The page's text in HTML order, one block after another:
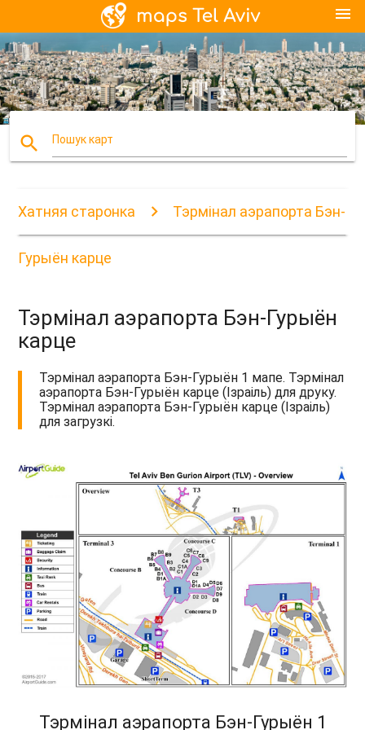
menu
search Пошук карт
Хатняя старонка Тэрмінал аэрапорта Бэн-
Гурыён карце
Тэрмінал аэрапорта Бэн-Гурыён
карце
Тэрмінал аэрапорта Бэн-Гурыён 1 мапе. Тэрмінал
аэрапорта Бэн-Гурыён карце (Ізраіль) для друку.
Тэрмінал аэрапорта Бэн-Гурыён карце (Ізраіль)
для загрузкі.
Тэрмінал аэрапорта Бэн-Гурыён 1